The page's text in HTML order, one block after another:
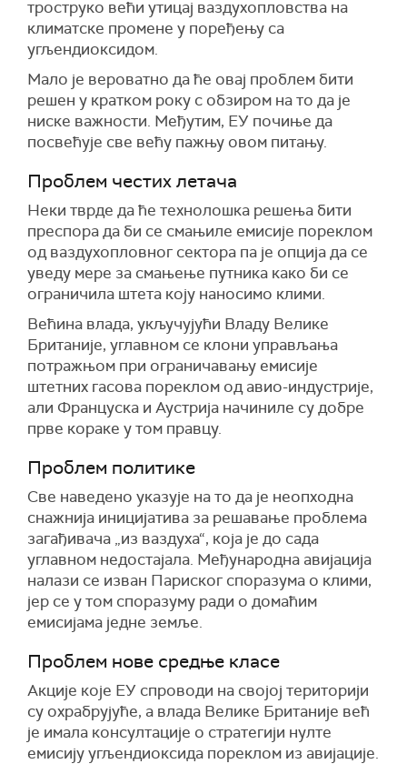
троструко већи утицај ваздухопловства на
климатске промене у поређењу са
угљендиоксидом.
Мало је вероватно да ће овај проблем бити
решен у кратком року с обзиром на то да је
ниске важности. Међутим, ЕУ почиње да
посвећује све већу пажњу овом питању.
Проблем честих летача
Неки тврде да ће технолошка решења бити
преспора да би се смањиле емисије пореклом
од ваздухопловног сектора па је опција да се
уведу мере за смањење путника како би се
ограничила штета коју наносимо клими.
Већина влада, укључујући Владу Велике
Британије, углавном се клони управљања
потражњом при ограничавању емисије
штетних гасова пореклом од авио-индустрије,
али Француска и Аустрија начиниле су добре
прве кораке у том правцу.
Проблем политике
Све наведено указује на то да је неопходна
снажнија иницијатива за решавање проблема
загађивача „из ваздуха“, која је до сада
углавном недостајала. Међународна авијација
налази се изван Париског споразума о клими,
јер се у том споразуму ради о домаћим
емисијама једне земље.
Проблем нове средње класе
Акције које ЕУ спроводи на својој територији
су охрабрујуће, а влада Велике Британије већ
је имала консултације о стратегији нулте
емисију угљендиоксида пореклом из авијације.